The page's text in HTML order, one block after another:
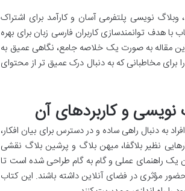
نویسی پلتفرمی آسان و کارآمد برای اشتراک
هدف توانمندسازی کاربران فارسی زبان برای بهره
مقاله به صورت یک خلاصه جامع، نگاهی عمیق به
مخاطبانی که به دنبال درک عمیق تر از محتوای
و کاربردهای آن
به دنبال راهی ساده و در دسترس برای بیان افکار،
نظیر بلاگفا، میهن بلاگ و پرشین بلاگ نقشی
یک راهنمای عملی و گام به گام طراحی شده است تا
مؤثری در فضای آنلاین داشته باشند. این کتاب